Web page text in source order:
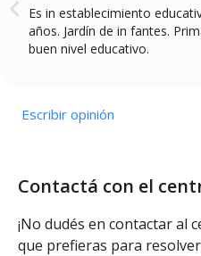
Es in establecimiento
años. Jardín de in fantes.
buen nivel educativo.
Escribir opinión
Contactá con el
¡No dudés en contactar al
que prefieras para